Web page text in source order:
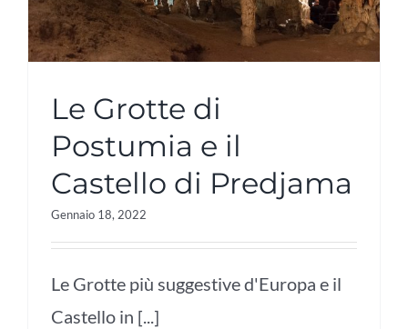
Le Grotte di
Postumia e il
Castello di Predjama
Gennaio 18, 2022
Le Grotte più suggestive d'Europa e il
Castello in [...]